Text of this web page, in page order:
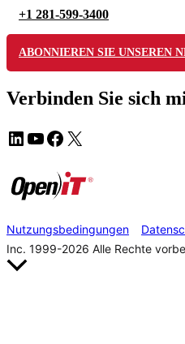
+1 281-599-3400
ABONNIEREN SIE UNSEREN
Verbinden Sie sich
Nutzungsbedingungen
Inc. 1999-2026 Alle Rechte